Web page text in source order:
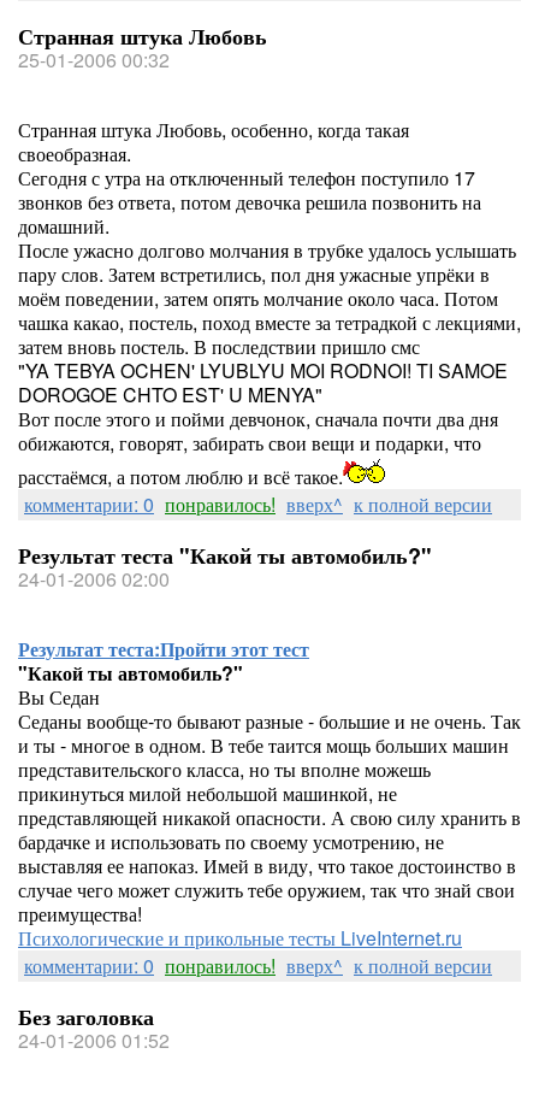
Странная штука Любовь
25-01-2006 00:32
Странная штука Любовь, особенно, когда такая
своеобразная.
Сегодня с утра на отключенный телефон поступило 17
звонков без ответа, потом девочка решила позвонить на
домашний.
После ужасно долгово молчания в трубке удалось услышать
пару слов. Затем встретились, пол дня ужасные упрёки в
моём поведении, затем опять молчание около часа. Потом
чашка какао, постель, поход вместе за тетрадкой с лекциями,
затем вновь постель. В последствии пришло смс
"YA TEBYA OCHEN' LYUBLYU MOI RODNOI! TI SAMOE
DOROGOE CHTO EST' U MENYA"
Вот после этого и пойми девчонок, сначала почти два дня
обижаются, говорят, забирать свои вещи и подарки, что
расстаёмся, а потом люблю и всё такое.
комментарии: 0 понравилось! вверх^ к полной версии
Результат теста "Какой ты автомобиль?"
24-01-2006 02:00
Результат теста:Пройти этот тест
"Какой ты автомобиль?"
Вы Седан
Седаны вообще-то бывают разные - большие и не очень. Так
и ты - многое в одном. В тебе таится мощь больших машин
представительского класса, но ты вполне можешь
прикинуться милой небольшой машинкой, не
представляющей никакой опасности. А свою силу хранить в
бардачке и использовать по своему усмотрению, не
выставляя ее напоказ. Имей в виду, что такое достоинство в
случае чего может служить тебе оружием, так что знай свои
преимущества!
Психологические и прикольные тесты LiveInternet.ru
комментарии: 0 понравилось! вверх^ к полной версии
Без заголовка
24-01-2006 01:52